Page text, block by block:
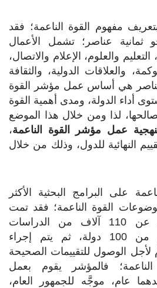
مفهوم القوة الناعمة؛ فقد
ثمانية عناصر؛ تشمل الأعمال
التعليم والعلوم، الإعلام والاتصال،
والعلاقات الدولية، والثقافة
هي أساس عمل مؤشر القوة
أداء الدولة، ومدى أهمية القوة
لذا ومن خلال هذا الموضع
عمل مؤشر القوة الناعمة،
النهائية للدول، وذلك من خلال
على البرامج البحثية الأكثر
القوة الناعمة؛ فقد تمت
الاستعانة بما لا يقل عن 110 آلاف من الدراسات
الاستقصائية في أكثر من 100 دولة، ثم يتم إجراء
لأجل الوصول للتقييمات الصحيحة
فالمؤشر يقوم بعمل
عام، موجَّه للجمهور العام،